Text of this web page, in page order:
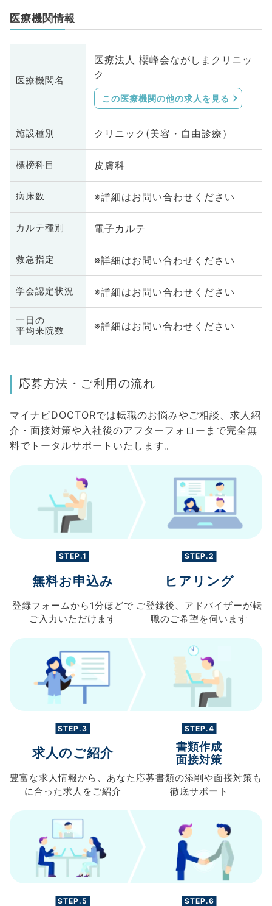
医療機関情報
医療機関名
医療法人 櫻峰会ながしまクリニッ
ク
この医療機関の他の求人を見る
施設種別 クリニック(美容・自由診療）
標榜科目 皮膚科
病床数 ※詳細はお問い合わせください
カルテ種別 電子カルテ
救急指定 ※詳細はお問い合わせください
学会認定状況 ※詳細はお問い合わせください
一日の
平均来院数
※詳細はお問い合わせください
応募方法・ご利用の流れ
マイナビDOCTORでは転職のお悩みやご相談、求人紹
介・面接対策や入社後のアフターフォローまで完全無
料でトータルサポートいたします。
STEP.1
無料お申込み
登録フォームから 1分ほどで
ご入力 いただけます
STEP.2
ヒアリング
ご登録後、 アドバイザーが転
職のご希望を伺います
STEP.3
求人のご紹介
豊富な求人情報から、 あなた
に合った求人を ご紹介
STEP.4
書類作成
面接対策
応募書類の添削や面接対策も
徹底サポート
STEP.5 STEP.6